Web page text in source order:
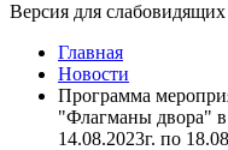
Версия для слабовидящих
Главная
Новости
Программа
"Флагманы двора" в
14.08.2023г. по